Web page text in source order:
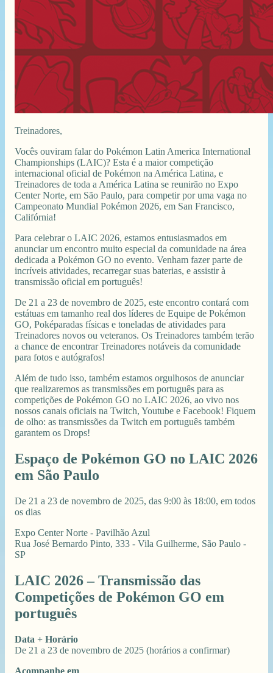
Treinadores,
Vocês ouviram falar do Pokémon Latin America International
Championships (LAIC)? Esta é a maior competição
internacional oficial de Pokémon na América Latina, e
Treinadores de toda a América Latina se reunirão no Expo
Center Norte, em São Paulo, para competir por uma vaga no
Campeonato Mundial Pokémon 2026, em San Francisco,
Califórnia!
Para celebrar o LAIC 2026, estamos entusiasmados em
anunciar um encontro muito especial da comunidade na área
dedicada a Pokémon GO no evento. Venham fazer parte de
incríveis atividades, recarregar suas baterias, e assistir à
transmissão oficial em português!
De 21 a 23 de novembro de 2025, este encontro contará com
estátuas em tamanho real dos líderes de Equipe de Pokémon
GO, Poképaradas físicas e toneladas de atividades para
Treinadores novos ou veteranos. Os Treinadores também terão
a chance de encontrar Treinadores notáveis da comunidade
para fotos e autógrafos!
Além de tudo isso, também estamos orgulhosos de anunciar
que realizaremos as transmissões em português para as
competições de Pokémon GO no LAIC 2026, ao vivo nos
nossos canais oficiais na Twitch, Youtube e Facebook! Fiquem
de olho: as transmissões da Twitch em português também
garantem os Drops!
Espaço de Pokémon GO no LAIC 2026
em São Paulo
De 21 a 23 de novembro de 2025, das 9:00 às 18:00, em todos
os dias
Expo Center Norte - Pavilhão Azul
Rua José Bernardo Pinto, 333 - Vila Guilherme, São Paulo -
SP
LAIC 2026 – Transmissão das
Competições de Pokémon GO em
português
Data + Horário
De 21 a 23 de novembro de 2025 (horários a confirmar)
Acompanhe em